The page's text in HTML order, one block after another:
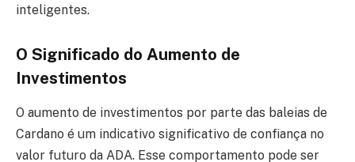
inteligentes.
O Significado do Aumento de
Investimentos
O aumento de investimentos por parte das baleias de
Cardano é um indicativo significativo de confiança no
valor futuro da ADA. Esse comportamento pode ser